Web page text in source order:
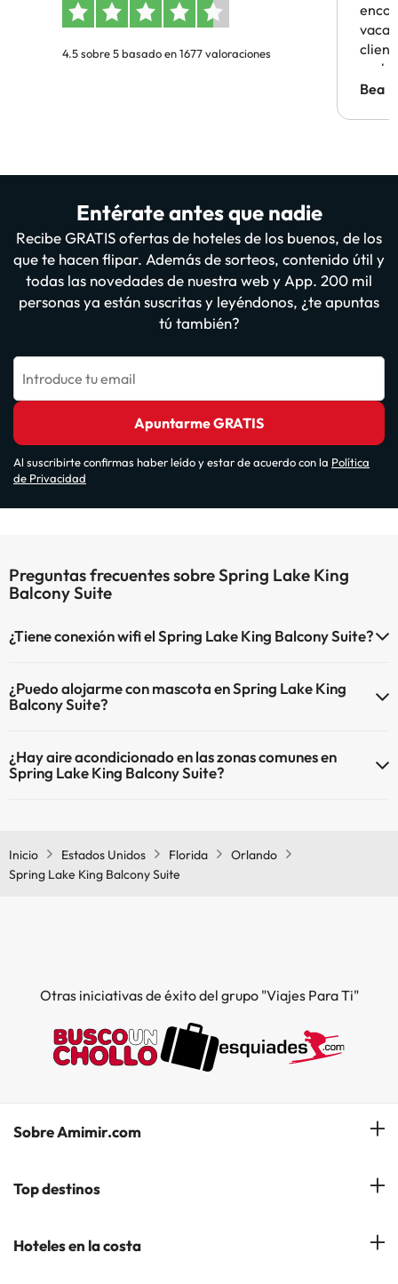
4.5 sobre 5 basado en 1677 valoraciones
Bea
Entérate antes que nadie
Recibe GRATIS ofertas de hoteles de los buenos, de los
que te hacen flipar. Además de sorteos, contenido útil y
todas las novedades de nuestra web y App. 200 mil
personas ya están suscritas y leyéndonos, ¿te apuntas
tú también?
Introduce tu email
Apuntarme GRATIS
Al suscribirte confirmas haber leído y estar de acuerdo con la Política
de Privacidad
Preguntas frecuentes sobre Spring Lake King
Balcony Suite
¿Tiene conexión wifi el Spring Lake King Balcony Suite?
¿Puedo alojarme con mascota en Spring Lake King
Balcony Suite?
¿Hay aire acondicionado en las zonas comunes en
Spring Lake King Balcony Suite?
Inicio
Estados Unidos Florida
Orlando
Spring Lake King Balcony Suite
Otras iniciativas de éxito del grupo "Viajes Para Ti"
Sobre Amimir.com
¿Quiénes somos?
Gestionar mi reserva
Top destinos
Hoteles en Salou
Hoteles en la costa